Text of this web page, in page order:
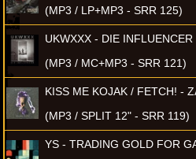
(MP3 / LP+MP3 - SRR 125)
UKWXXX - DIE INFLUENCER
(MP3 / MC+MP3 - SRR 121)
KISS ME KOJAK / FETCH! -
(MP3 / SPLIT 12" - SRR 119)
YS - TRADING GOLD FOR